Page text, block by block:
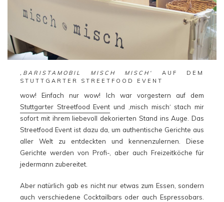
‚BARISTAMOBIL MISCH MISCH‘
AUF DEM
STUTTGARTER STREETFOOD EVENT
wow! Einfach nur wow! Ich war vorgestern auf dem
Stuttgarter Streetfood Event und ‚misch misch‘ stach mir
sofort mit ihrem liebevoll dekorierten Stand ins Auge. Das
Streetfood Event ist dazu da, um authentische Gerichte aus
aller Welt zu entdeckten und kennenzulernen. Diese
Gerichte werden von Profi-, aber auch Freizeitköche für
jedermann zubereitet.
Aber natürlich gab es nicht nur etwas zum Essen, sondern
auch verschiedene Cocktailbars oder auch Espressobars.